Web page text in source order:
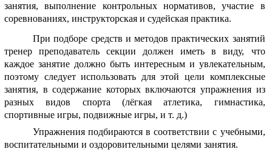
занятия, выполнение контрольных нормативов, участие в
соревнованиях, инструкторская и судейская практика.
При подборе средств и методов практических занятий
тренер преподаватель секции должен иметь в виду, что
каждое занятие должно быть интересным и увлекательным,
поэтому следует использовать для этой цели комплексные
занятия, в содержание которых включаются упражнения из
разных видов спорта (лёгкая атлетика, гимнастика,
спортивные игры, подвижные игры, и т. д.)
Упражнения подбираются в соответствии с учебными,
воспитательными и оздоровительными целями занятия.